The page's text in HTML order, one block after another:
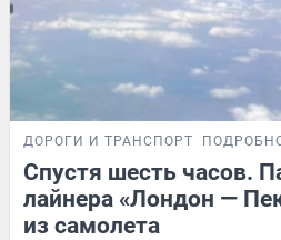
ДОРОГИ И ТРАНСПОРТ
Спустя шесть часов.
лайнера «Лондон —
из самолета